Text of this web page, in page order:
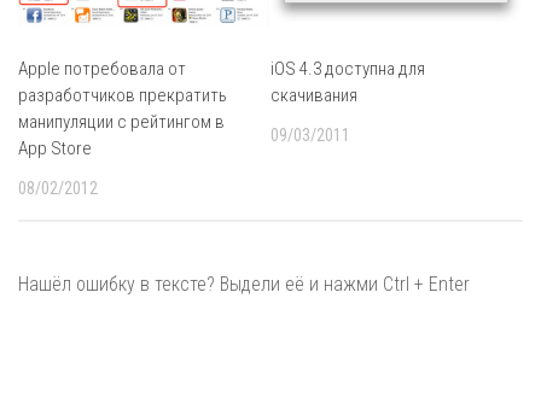
Apple потребовала от
разработчиков прекратить
манипуляции с рейтингом в
App Store
08/02/2012
iOS 4.3 доступна для
скачивания
09/03/2011
Нашёл ошибку в тексте? Выдели её и нажми Ctrl + Enter